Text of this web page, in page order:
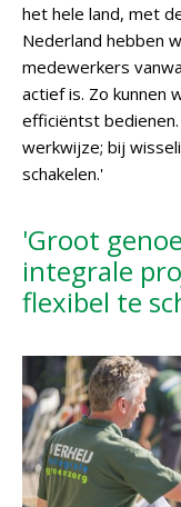
het hele land, met
Nederland hebben
medewerkers
actief is. Zo kunnen
efficiëntst
werkwijze; bij
schakelen.'
'Groot
integrale
flexibel te